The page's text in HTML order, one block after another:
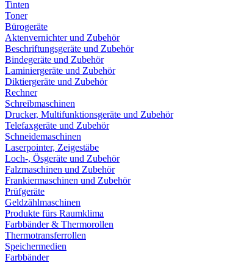
Tinten
Toner
Bürogeräte
Aktenvernichter und Zubehör
Beschriftungsgeräte und Zubehör
Bindegeräte und Zubehör
Laminiergeräte und Zubehör
Diktiergeräte und Zubehör
Rechner
Schreibmaschinen
Drucker, Multifunktionsgeräte und Zubehör
Telefaxgeräte und Zubehör
Schneidemaschinen
Laserpointer, Zeigestäbe
Loch-, Ösgeräte und Zubehör
Falzmaschinen und Zubehör
Frankiermaschinen und Zubehör
Prüfgeräte
Geldzählmaschinen
Produkte fürs Raumklima
Farbbänder & Thermorollen
Thermotransferrollen
Speichermedien
Farbbänder